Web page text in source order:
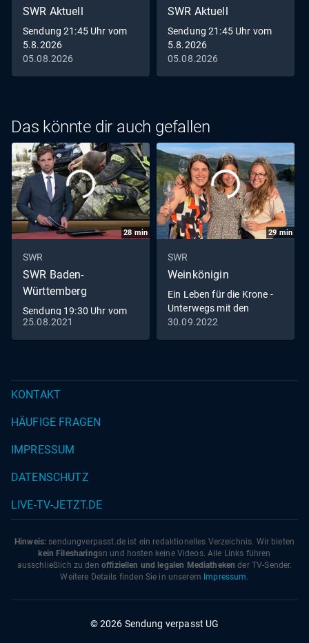
SWR Aktuell
Sendung 21:45 Uhr vom
5.8.2026
05.08.2026
SWR Aktuell
Sendung 21:45 Uhr vom
5.8.2026
05.08.2026
Das könnte dir auch gefallen
28min
SWR
SWR Baden-
Württemberg
Sendung 19:30 Uhr vom
25.8.2021
25.08.2021
29min
SWR
Weinkönigin
Ein Leben für die Krone -
Unterwegs mit den
Weinköniginnen
30.09.2022
KONTAKT
HÄUFIGE FRAGEN
IMPRESSUM
DATENSCHUTZ
LIVE-TV-JETZT.DE
Hinweis: sendungverpasst.de ist ein redaktionelles Verzeichnis. Wir bieten
kein Filesharingan und hosten keine Videos. Alle Links führen
ausschließlich zu den offiziellen und legalen Mediatheken der TV-Sender.
Weitere Details finden Sie in unserem Impressum.
© 2026 Sendung verpasst UG